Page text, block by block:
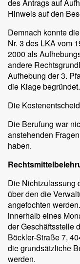
des Antrags auf
Hinweis auf den
Demnach konnte
Nr. 3 des LKA vom
2000 als
andere
Aufhebung der 3.
die Klage begründet.
Die
Die Berufung war
anstehenden
haben.
Die Nichtzulassung
über den die
angefochten
innerhalb eines
der Geschäftsstelle
Böckler-Straße 7,
die grundsätzliche
werden.